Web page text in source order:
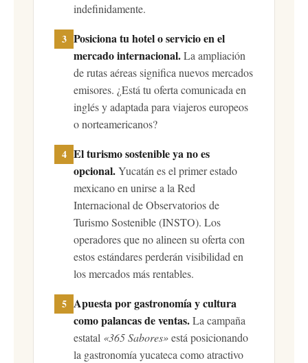
indefinidamente.
3 Posiciona tu hotel o servicio en el
mercado internacional.La ampliación
de rutas aéreas significa nuevos mercados
emisores. ¿Está tu oferta comunicada en
inglés y adaptada para viajeros europeos
o norteamericanos?
4 El turismo sostenible ya no es
opcional.Yucatán es el primer estado
mexicano en unirse a la Red
Internacional de Observatorios de
Turismo Sostenible (INSTO). Los
operadores que no alineen su oferta con
estos estándares perderán visibilidad en
los mercados más rentables.
5 Apuesta por gastronomía y cultura
como palancas de ventas.La campaña
estatal «365 Sabores»está posicionando
la gastronomía yucateca como atractivo